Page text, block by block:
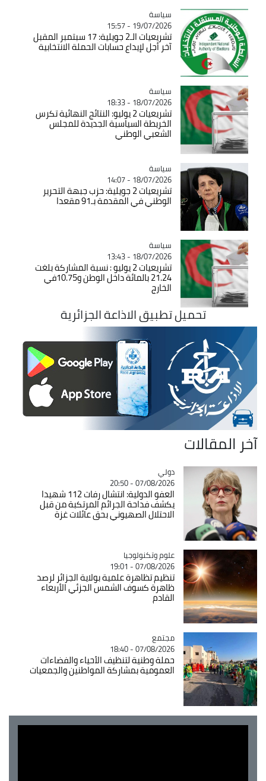
Catégorie
سياسة
19/07/2026 - 15:57
تشريعيات الـ2 جويلية: 17 سبتمبر المقبل
آخر أجل لإيداع حسابات الحملة الانتخابية
Catégorie
سياسة
18/07/2026 - 18:33
تشريعيات 2 يوليو: النتائج النهائية تكرس
الخريطة السياسية الجديدة للمجلس
الشعبي الوطني
Catégorie
سياسة
18/07/2026 - 14:07
تشريعيات 2 جويلية: حزب جبهة التحرير
الوطني في المقدمة بـ91 مقعدا
Catégorie
سياسة
18/07/2026 - 13:43
تشريعيات 2 يوليو : نسبة المشاركة بلغت
21.24 بالمائة داخل الوطن و10.75في
الخارج
تحميل تطبيق الاذاعة الجزائرية
آخر المقالات
Catégorie
دولي
07/08/2026 - 20:50
العفو الدولية: انتشال رفات 112 شهيدا
يكشف فداحة الجرائم المرتكبة من قبل
الاحتلال الصهيوني بحق عائلات غزة
Catégorie
علوم وتكنولوجيا
07/08/2026 - 19:01
تنظيم تظاهرة علمية بولاية الجزائر لرصد
ظاهرة كسوف الشمس الجزئي الأربعاء
القادم
Catégorie
مجتمع
07/08/2026 - 18:40
حملة وطنية لتنظيف الأحياء والفضاءات
العمومية بمشاركة المواطنين والجمعيات